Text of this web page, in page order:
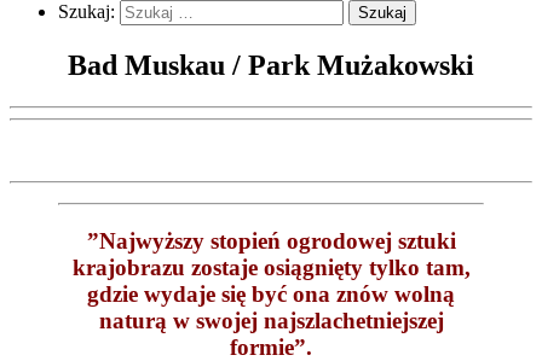
Szukaj:
Bad Muskau / Park Mużakowski
”Najwyższy stopień ogrodowej sztuki
krajobrazu zostaje osiągnięty tylko tam,
gdzie wydaje się być ona znów wolną
naturą w swojej najszlachetniejszej
formie”.